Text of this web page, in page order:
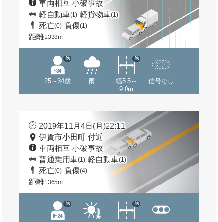
車両相互 小破事故
軽自動車(1) 軽貨物車(1)
死亡(0) 負傷(1)
距離1338m
25～34歳
他
雨
幅5.5～
9.0m
他
信号なし
2019年11月4日(月)22:11
伊賀市小田町 付近
車両相互 小破事故
普通乗用車(1) 軽自動車(1)
死亡(0) 負傷(4)
距離1365m
他 他